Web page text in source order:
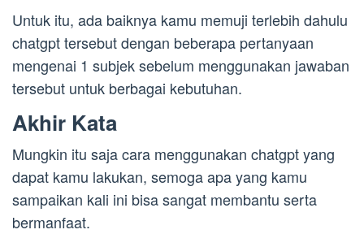
Untuk itu, ada baiknya kamu memuji terlebih dahulu
chatgpt tersebut dengan beberapa pertanyaan
mengenai 1 subjek sebelum menggunakan jawaban
tersebut untuk berbagai kebutuhan.
Akhir Kata
Mungkin itu saja cara menggunakan chatgpt yang
dapat kamu lakukan, semoga apa yang kamu
sampaikan kali ini bisa sangat membantu serta
bermanfaat.